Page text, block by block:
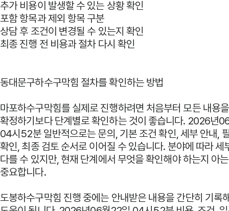
추가 비용이 발생할 수 있는 상황 확인
포함 항목과 제외 항목 구분
상담 후 조건이 변경될 수 있는지 확인
최종 진행 전 비용과 절차 다시 확인
동대문구하수구막힘 절차를 확인하는 방법
마포하수구막힘를 실제로 진행하려면 처음부터 모든 내용을
확정하기보다 단계별로 확인하는 것이 좋습니다. 2026년
04시52분 일반적으로는 문의, 기본 조건 확인, 세부 안내,
확인, 최종 검토 순서로 이어질 수 있습니다. 분야에 따라 세
다를 수 있지만, 현재 단계에서 무엇을 확인해야 하는지 아
중요합니다.
도봉하수구막힘 진행 중에는 안내받은 내용을 간단히 기록